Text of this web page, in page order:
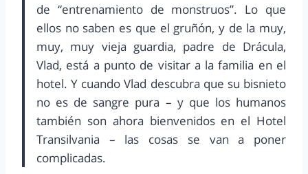
de “entrenamiento de monstruos”. Lo que
ellos no saben es que el gruñón, y de la muy,
muy, muy vieja guardia, padre de Drácula,
Vlad, está a punto de visitar a la familia en el
hotel. Y cuando Vlad descubra que su bisnieto
no es de sangre pura – y que los humanos
también son ahora bienvenidos en el Hotel
Transilvania – las cosas se van a poner
complicadas.